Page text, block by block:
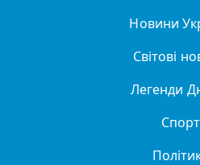
Новини
Світові
Легенди
Спорт